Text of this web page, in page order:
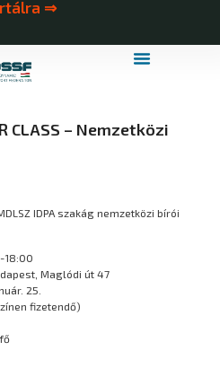
⇒
CLASS – Nemzetközi
IDPA szakág nemzetközi bírói
18:00
Maglódi út 47
25.
fizetendő)